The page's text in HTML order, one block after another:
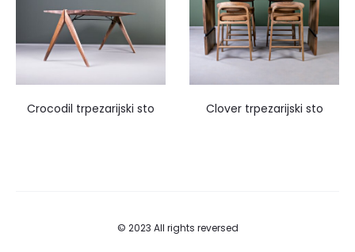
Crocodil trpezarijski sto Clover trpezarijski sto
© 2023 All rights reversed